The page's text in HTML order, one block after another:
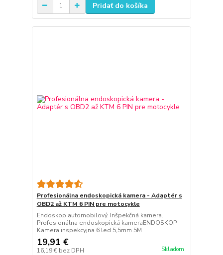
Pridať do košíka
Profesionálna endoskopická kamera - Adaptér s
OBD2 až KTM 6 PIN pre motocykle
Endoskop automobilový. Inšpekčná kamera.
Profesionálna endoskopická kameraENDOSKOP
Kamera inspekcyjna 6 led 5,5mm 5M
19,91 €
16,19 € bez DPH Skladom